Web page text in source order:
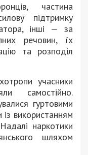
частина
підтримку
інші — за
речовин, їх
та розподіл
учасники
самостійно.
гуртовими
із використанням
наркотики
шляхом